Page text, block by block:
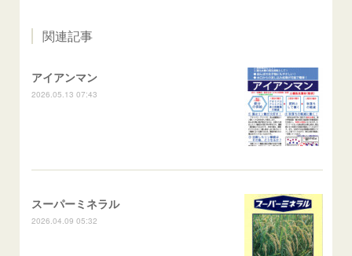
関連記事
アイアンマン
2026.05.13 07:43
スーパーミネラル
2026.04.09 05:32